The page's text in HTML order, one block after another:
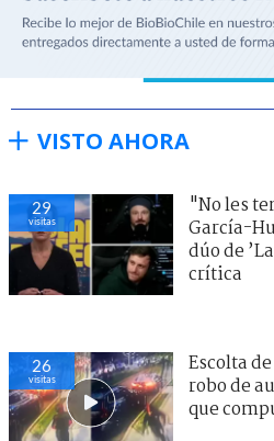
VISTO AHORA
29
visitas
"No les
García-
dúo de
crítica
26
visitas
Escolta
robo de
que